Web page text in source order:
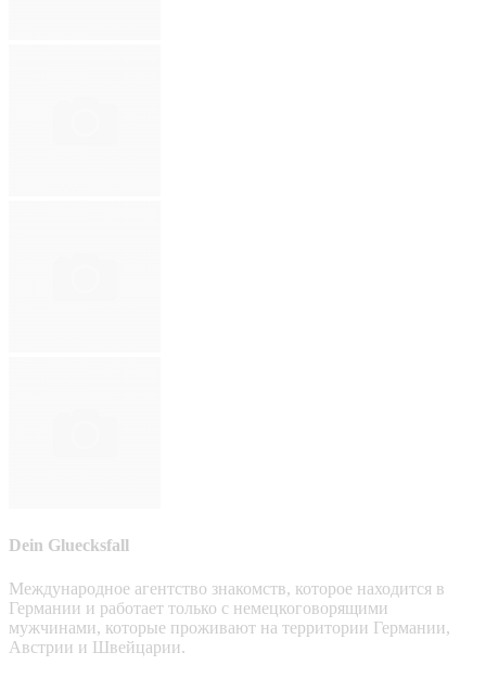
Dein Gluecksfall
Международное агентство знакомств, которое находится в
Германии и работает только с немецкоговорящими
мужчинами, которые проживают на территории Германии,
Австрии и Швейцарии.